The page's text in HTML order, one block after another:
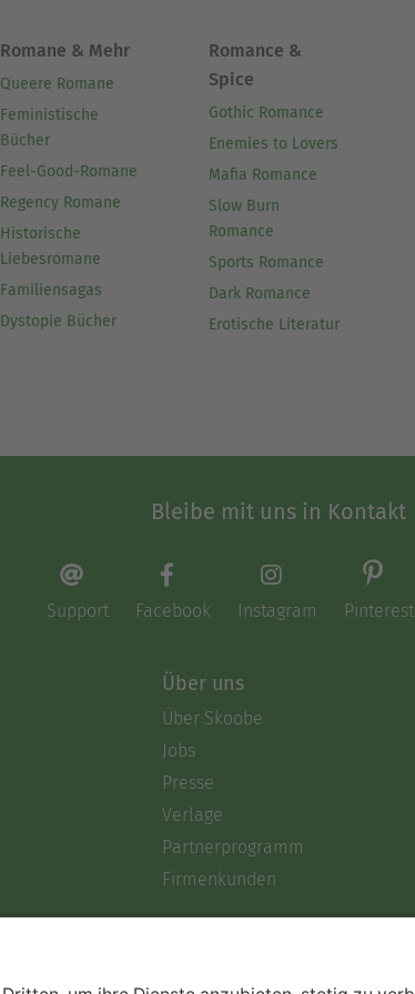
Romane & Mehr
Queere Romane
Feministische
Bücher
Feel-Good-Romane
Regency Romane
Historische
Liebesromane
Familiensagas
Dystopie Bücher
Romance &
Spice
Gothic Romance
Enemies to Lovers
Mafia Romance
Slow Burn
Romance
Sports Romance
Dark Romance
Erotische Literatur
Bleibe mit uns in Kontakt
Support Facebook Instagram Pinterest
Über uns
Über Skoobe
Jobs
Presse
Verlage
Partnerprogramm
Firmenkunden